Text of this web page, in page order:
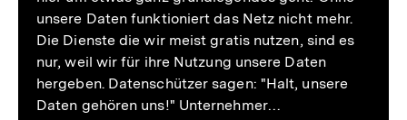
unsere Daten funktioniert das Netz nicht mehr.
Die Dienste die wir meist gratis nutzen, sind es
nur, weil wir für ihre Nutzung unsere Daten
hergeben. Datenschützer sagen: "Halt, unsere
Daten gehören uns!" Unternehmer…